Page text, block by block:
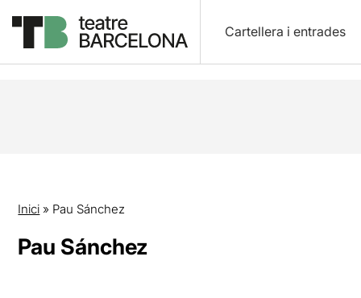
Cartellera i entrades
Inici » Pau Sánchez
Pau Sánchez